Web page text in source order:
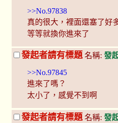
>>No.97838
真的很大，裡面還塞了好
等等就換你進來了
發起者請有標題名稱: 發
>>No.97845
進來了嗎？
太小了，感覺不到啊
發起者請有標題 名稱: 發